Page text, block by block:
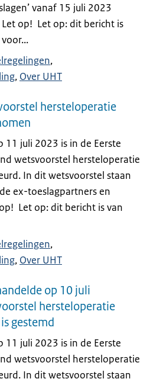
vanaf 15 juli 2023
op! Let op: dit bericht is
Over UHT
hersteloperatie
11 juli 2023 is in de Eerste
wetsvoorstel hersteloperatie
In dit wetsvoorstel staan
ex-toeslagpartners en
Let op: dit bericht is van
Over UHT
op 10 juli
hersteloperatie
gestemd
11 juli 2023 is in de Eerste
wetsvoorstel hersteloperatie
In dit wetsvoorstel staan